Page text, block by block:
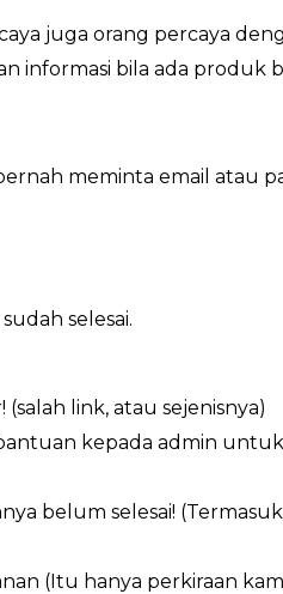
juga orang percaya
informasi bila ada produk
meminta email atau
selesai.
link, atau sejenisnya)
kepada admin
belum selesai!
(Itu hanya perkiraan